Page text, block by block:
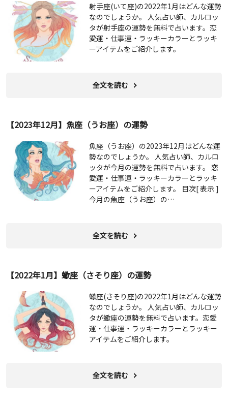
射手座(いて座)の2022年1月はどんな運勢
なのでしょうか。 人気占い師、カルロッ
タが射手座の運勢を無料で占います。恋
愛運・仕事運・ラッキーカラーとラッキ
ーアイテムをご紹介します。
全文を読む
【2023年12月】魚座（うお座）の運勢
魚座（うお座）の2023年12月はどんな運
勢なのでしょうか。 人気占い師、カルロ
ッタが今月の運勢を無料で占います。 恋
愛運・仕事運・ラッキーカラーとラッキ
ーアイテムをご紹介します。 目次[ 表示 ]
今月の魚座（うお座）の…
全文を読む
【2022年1月】蠍座（さそり座）の運勢
蠍座(さそり座)の2022年1月はどんな運勢
なのでしょうか。 人気占い師、カルロッ
タが蠍座の運勢を無料で占います。恋愛
運・仕事運・ラッキーカラーとラッキー
アイテムをご紹介します。
全文を読む